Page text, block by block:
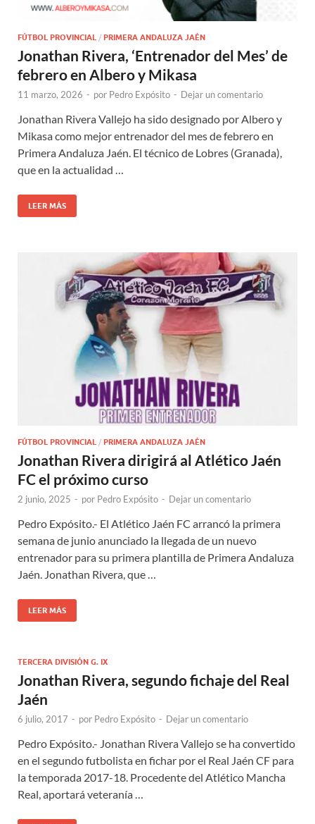
FÚTBOL PROVINCIAL / PRIMERA ANDALUZA JAÉN
Jonathan Rivera, ‘Entrenador del Mes’ de
febrero en Albero y Mikasa
11 marzo, 2026 - por Pedro Expósito - Dejar un comentario
Jonathan Rivera Vallejo ha sido designado por Albero y
Mikasa como mejor entrenador del mes de febrero en
Primera Andaluza Jaén. El técnico de Lobres (Granada),
que en la actualidad …
LEER MÁS
FÚTBOL PROVINCIAL / PRIMERA ANDALUZA JAÉN
Jonathan Rivera dirigirá al Atlético Jaén
FC el próximo curso
2 junio, 2025 - por Pedro Expósito - Dejar un comentario
Pedro Expósito.- El Atlético Jaén FC arrancó la primera
semana de junio anunciado la llegada de un nuevo
entrenador para su primera plantilla de Primera Andaluza
Jaén. Jonathan Rivera, que …
LEER MÁS
TERCERA DIVISIÓN G. IX
Jonathan Rivera, segundo fichaje del Real
Jaén
6 julio, 2017 - por Pedro Expósito - Dejar un comentario
Pedro Expósito.- Jonathan Rivera Vallejo se ha convertido
en el segundo futbolista en fichar por el Real Jaén CF para
la temporada 2017-18. Procedente del Atlético Mancha
Real, aportará veteranía …